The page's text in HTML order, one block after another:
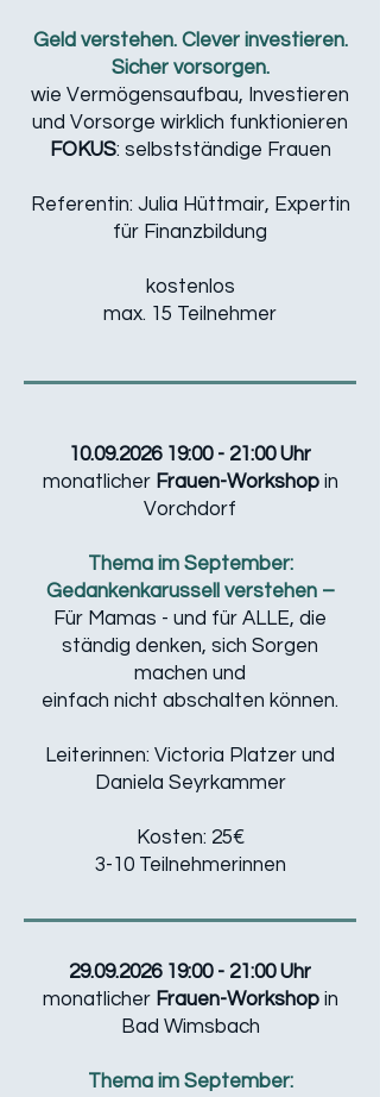
Geld verstehen. Clever investieren.
Sicher vorsorgen.
wie Vermögensaufbau, Investieren
und Vorsorge wirklich funktionieren
FOKUS: selbstständige Frauen
Referentin: Julia Hüttmair, Expertin
für Finanzbildung
​kostenlos
max. 15 Teilnehmer
10.09.2026 19:00 - 21:00 Uhr
monatlicher Frauen-Workshopin
Vorchdorf
Thema im September:
Gedankenkarussell verstehen –
Für Mamas - und für ALLE, die
ständig denken, sich Sorgen
machen und
einfach nicht abschalten können.
Leiterinnen: Victoria Platzer und
Daniela Seyrkammer
​Kosten: 25€
3-10 Teilnehmerinnen
29.09.2026 19:00 - 21:00 Uhr
monatlicher Frauen-Workshopin
Bad Wimsbach
Thema im September: